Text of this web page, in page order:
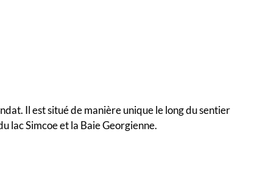
Il est situé de manière unique le long du sentier
lac Simcoe et la Baie Georgienne.